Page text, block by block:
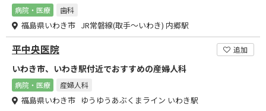
病院・医療 歯科
福島県いわき市 JR常磐線(取手～いわき) 内郷駅
平中央医院 追加
いわき市、いわき駅付近でおすすめの産婦人科
病院・医療 産婦人科
福島県いわき市 ゆうゆうあぶくまライン いわき駅